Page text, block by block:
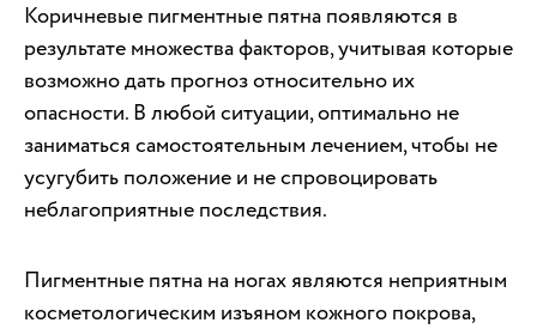
Коричневые пигментные пятна появляются в
результате множества факторов, учитывая которые
возможно дать прогноз относительно их
опасности. В любой ситуации, оптимально не
заниматься самостоятельным лечением, чтобы не
усугубить положение и не спровоцировать
неблагоприятные последствия.
Пигментные пятна на ногах являются неприятным
косметологическим изъяном кожного покрова,